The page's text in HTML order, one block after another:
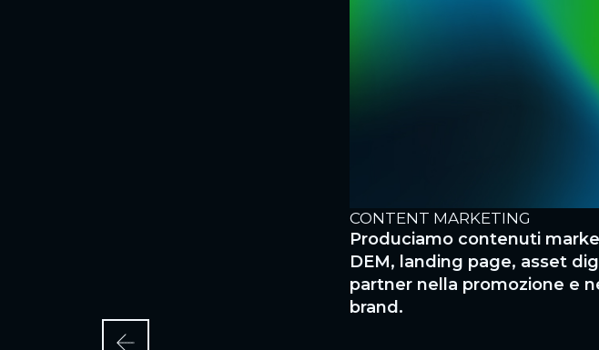
CONTENT MARKETING
Produciamo contenuti
DEM, landing page, asset
partner nella promozione e
brand.